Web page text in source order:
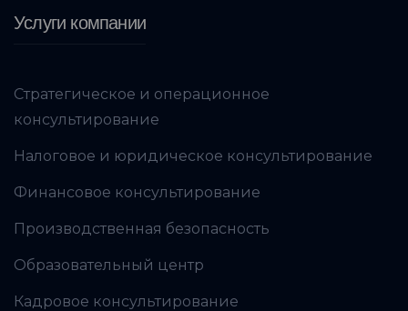
Услуги компании
Стратегическое и операционное
консультирование
Налоговое и юридическое консультирование
Финансовое консультирование
Производственная безопасность
Образовательный центр
Кадровое консультирование